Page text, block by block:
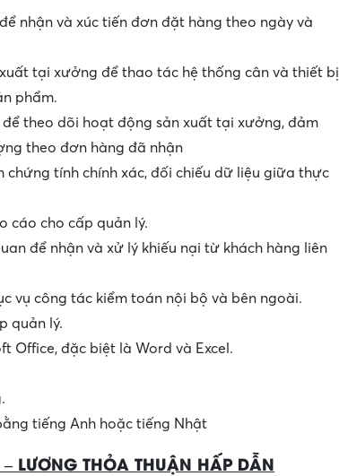
nhận và xúc tiến đơn đặt hàng theo ngày và
tại xưởng để thao tác hệ thống cân và thiết bị
phẩm.
theo dõi hoạt động sản xuất tại xưởng, đảm
theo đơn hàng đã nhận
chứng tính chính xác, đối chiếu dữ liệu giữa thực
cáo cho cấp quản lý.
để nhận và xử lý khiếu nại từ khách hàng liên
vụ công tác kiểm toán nội bộ và bên ngoài.
quản lý.
Office, đặc biệt là Word và Excel.
tiếng Anh hoặc tiếng Nhật
LƯƠNG THỎA THUẬN HẤP DẪN